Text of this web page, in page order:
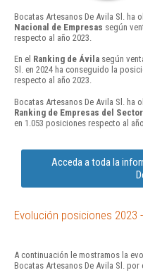
Bocatas Artesanos De Avila Sl. ha
Nacional de Empresas según
respecto al año 2023.
En el Ranking de Ávila según
Sl. en 2024 ha conseguido la
respecto al año 2023.
Bocatas Artesanos De Avila Sl. ha
Ranking de Empresas del
en 1.053 posiciones respecto al año
Acceda a toda la
Evolución posiciones 2023
A continuación le mostramos la
Bocatas Artesanos De Avila Sl.